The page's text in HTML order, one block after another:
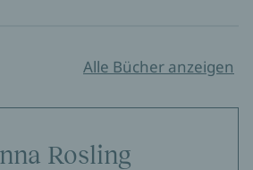
Alle Bücher anzeigen
Rosling